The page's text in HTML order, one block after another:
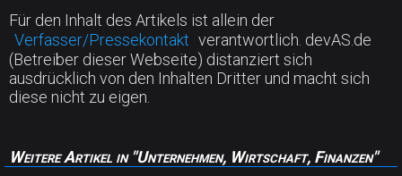
Für den Inhalt des Artikels ist allein der
Verfasser/Pressekontakt verantwortlich. devAS.de
(Betreiber dieser Webseite) distanziert sich
ausdrücklich von den Inhalten Dritter und macht sich
diese nicht zu eigen.
Weitere Artikel in "Unternehmen, Wirtschaft, Finanzen"